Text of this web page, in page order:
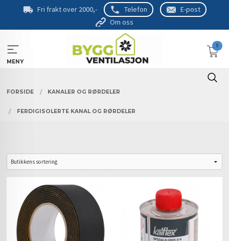
Fri frakt over 2000,- Telefon
E-post
Om oss
MENY
0
FORSIDE KANALER OG RØRDELER
FERDIGISOLERTE KANAL OG RØRDELER